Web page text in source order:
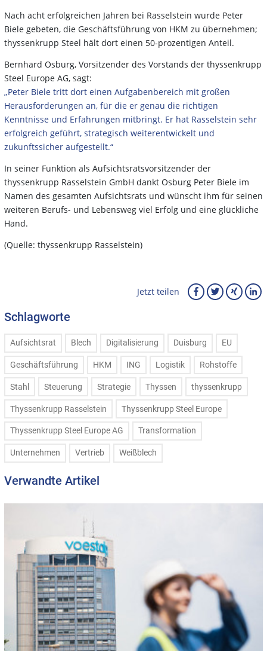
Nach acht erfolgreichen Jahren bei Rasselstein wurde Peter
Biele gebeten, die Geschäftsführung von HKM zu übernehmen;
thyssenkrupp Steel hält dort einen 50-prozentigen Anteil.
Bernhard Osburg, Vorsitzender des Vorstands der thyssenkrupp
Steel Europe AG, sagt:
„Peter Biele tritt dort einen Aufgabenbereich mit großen
Herausforderungen an, für die er genau die richtigen
Kenntnisse und Erfahrungen mitbringt. Er hat Rasselstein sehr
erfolgreich geführt, strategisch weiterentwickelt und
zukunftssicher aufgestellt.“
In seiner Funktion als Aufsichtsratsvorsitzender der
thyssenkrupp Rasselstein GmbH dankt Osburg Peter Biele im
Namen des gesamten Aufsichtsrats und wünscht ihm für seinen
weiteren Berufs- und Lebensweg viel Erfolg und eine glückliche
Hand.
(Quelle: thyssenkrupp Rasselstein)
Jetzt teilen
Schlagworte
Aufsichtsrat Blech Digitalisierung Duisburg EU
Geschäftsführung HKM ING Logistik Rohstoffe
Stahl Steuerung Strategie Thyssen thyssenkrupp
Thyssenkrupp Rasselstein Thyssenkrupp Steel Europe
Thyssenkrupp Steel Europe AG Transformation
Unternehmen Vertrieb Weißblech
Verwandte Artikel